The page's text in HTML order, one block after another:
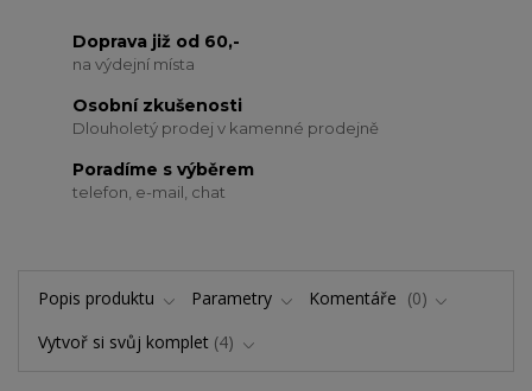
Doprava již od 60,-
na výdejní místa
Osobní zkušenosti
Dlouholetý prodej v kamenné prodejně
Poradíme s výběrem
telefon, e-mail, chat
Popis produktu Parametry Komentáře
0
Vytvoř si svůj komplet 4